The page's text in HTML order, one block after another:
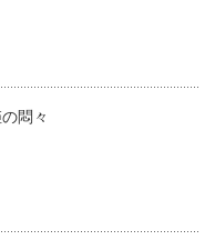
悶々